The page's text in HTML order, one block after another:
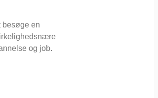
besøge en
og job.